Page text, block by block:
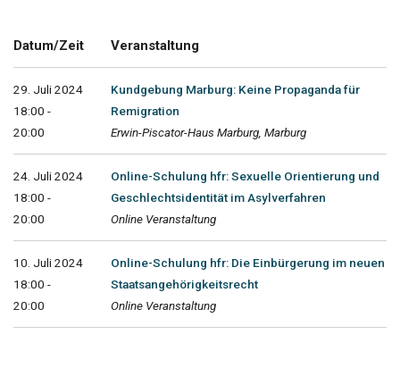
Datum/Zeit Veranstaltung
29. Juli 2024
18:00 -
20:00
Kundgebung Marburg: Keine Propaganda für
Remigration
Erwin-Piscator-Haus Marburg, Marburg
24. Juli 2024
18:00 -
20:00
Online-Schulung hfr: Sexuelle Orientierung und
Geschlechtsidentität im Asylverfahren
Online Veranstaltung
10. Juli 2024
18:00 -
20:00
Online-Schulung hfr: Die Einbürgerung im neuen
Staatsangehörigkeitsrecht
Online Veranstaltung